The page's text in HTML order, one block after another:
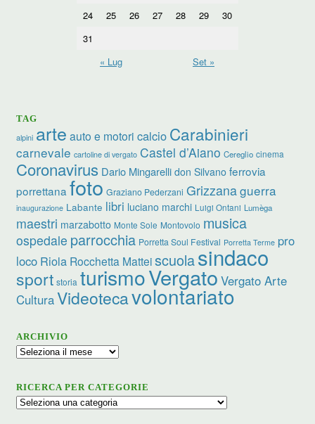
24
25 26 27 28 29
30
31
« Lug
Set »
TAG
alpini arte auto e motori calcio Carabinieri
carnevale cartoline di vergato Castel d’Aiano Cereglio cinema
Coronavirus Dario Mingarelli don Silvano ferrovia
porrettana foto Graziano Pederzani Grizzanaguerra
inaugurazione Labante libri luciano marchi Luigi Ontani Lumèga
maestri marzabotto Monte Sole Montovolo musica
ospedale parrocchia Porretta Soul Festival Porretta Terme pro
loco Riola Rocchetta Matteiscuolasindaco
sport storia turismoVergato Vergato Arte
CulturaVideotecavolontariato
ARCHIVIO
Archivio
RICERCA PER CATEGORIE
Ricerca